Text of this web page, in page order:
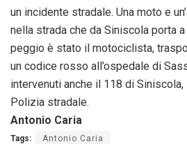
un incidente stradale. Una moto e
nella strada che da Siniscola porta
peggio è stato il motociclista,
un codice rosso all’ospedale di
intervenuti anche il 118 di
Polizia stradale.
Antonio Caria
Tags: Antonio Caria